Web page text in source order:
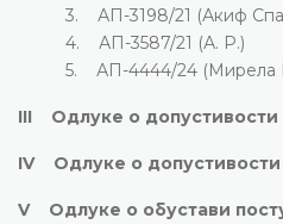
3. АП-3198/21 (Акиф
4. АП-3587/21 (А. Р.)
5. АП-4444/24 (Мирела
III Одлуке о допустивости
IV Одлуке о допустивости
V Одлуке о обустави